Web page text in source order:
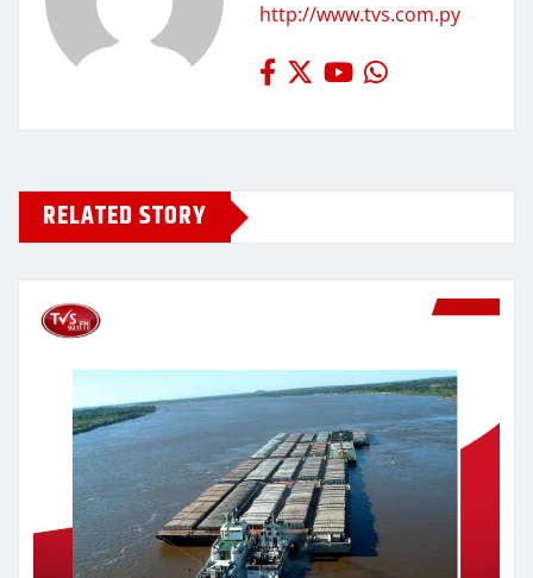
http://www.tvs.com.py
RELATED STORY